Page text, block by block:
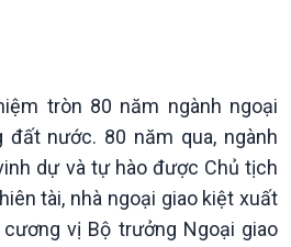
Thế giới
tròn 80 năm ngành ngoại
đất nước. 80 năm qua, ngành
dự và tự hào được Chủ tịch
tài, nhà ngoại giao kiệt xuất
vị Bộ trưởng Ngoại giao